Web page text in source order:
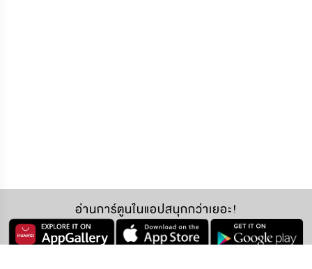
อ่านการ์ตูนในแอปสนุกกว่าเยอะ!